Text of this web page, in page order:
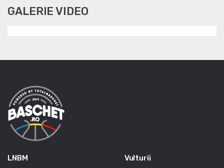
GALERIE VIDEO
LNBM
Vulturii